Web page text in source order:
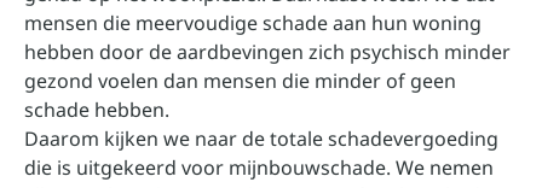
mensen die meervoudige schade aan hun woning
hebben door de aardbevingen zich psychisch minder
gezond voelen dan mensen die minder of geen
schade hebben.
Daarom kijken we naar de totale schadevergoeding
die is uitgekeerd voor mijnbouwschade. We nemen